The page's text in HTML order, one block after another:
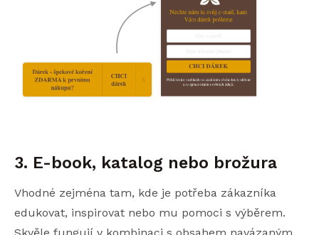
3. E-book, katalog nebo brožura
Vhodné zejména tam, kde je potřeba zákazníka
edukovat, inspirovat nebo mu pomoci s výběrem.